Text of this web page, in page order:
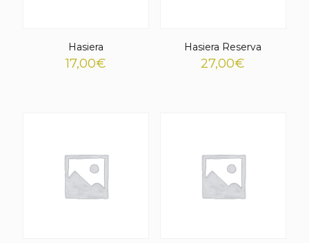
Hasiera
17,00€
Hasiera Reserva
27,00€